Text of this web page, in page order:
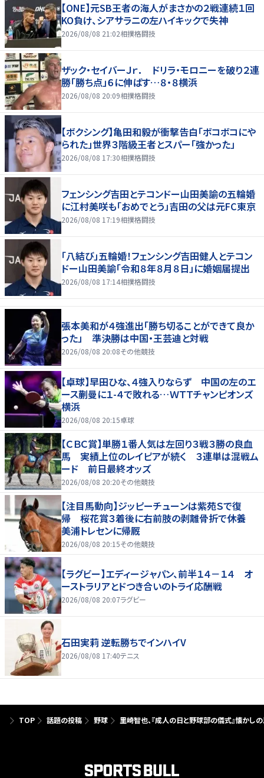
【ONE】元SB王者の海人がまさかの２戦連続１回
KO負け、シアサラニの左ハイキックで失神
2026/08/08 21:02相撲格闘技
ザック・セイバーＪｒ． ドリラ・モロニーを破り２連
勝「勝ち点」６に伸ばす…８・８横浜
2026/08/08 20:09相撲格闘技
【ボクシング】亀田和毅が衝撃告白「ボコボコにや
られた」世界３階級王者とスパー「強かった」
2026/08/08 17:30相撲格闘技
フェンシング吉田とテコンドー山田美諭の五輪婚
に江村美咲も「おめでとう」吉田の父は元FC東京
2026/08/08 17:19相撲格闘技
「八結び」五輪婚！フェンシング吉田健人とテコン
ドー山田美諭「令和８年８月８日」に婚姻届提出
2026/08/08 17:14相撲格闘技
張本美和が４強進出「勝ち切ることができて良か
った」 準決勝は中国・王芸迪と対戦
2026/08/08 20:08その他競技
【卓球】早田ひな、４強入りならず 中国の左のエ
ース蒯曼に１-４で敗れる…ＷＴＴチャンピオンズ
横浜
2026/08/08 20:15卓球
【ＣＢＣ賞】単勝１番人気は左回り３戦３勝の良血
馬 実績上位のレイピアが続く ３連単は混戦ム
ード 前日最終オッズ
2026/08/08 20:20その他競技
【注目馬動向】ジッピーチューンは紫苑Ｓで復
帰 桜花賞３着後に右前肢の剥離骨折で休養
美浦トレセンに帰厩
2026/08/08 20:15その他競技
【ラグビー】エディージャパン、前半１４－１４ オ
ーストラリアとドつき合いのトライ応酬戦
2026/08/08 20:07ラグビー
石田実莉 逆転勝ちでインハイV
2026/08/08 17:40テニス
TOP 話題の投稿 野球 里崎智也、『成人の日と野球部の儀式』懐かし